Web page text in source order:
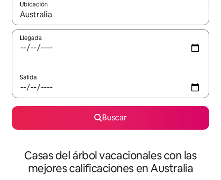
Ubicación
Cuando los resultados estén disponibles, navega con las
Llegada
Salida
Buscar
Casas del árbol vacacionales con las
mejores calificaciones en Australia